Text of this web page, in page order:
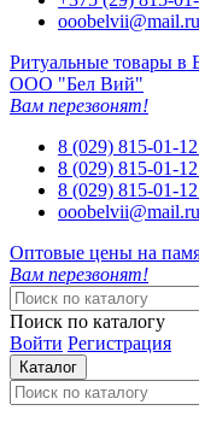
ooobelvii@mail.ru
Ритуальные товары в
ООО "Бел Вий"
Вам перезвонят!
8 (029) 815-01-12
8 (029) 815-01-12
8 (029) 815-01-12
ooobelvii@mail.ru
Оптовые цены на
Вам перезвонят!
Поиск по каталогу
Войти Регистрация
Каталог